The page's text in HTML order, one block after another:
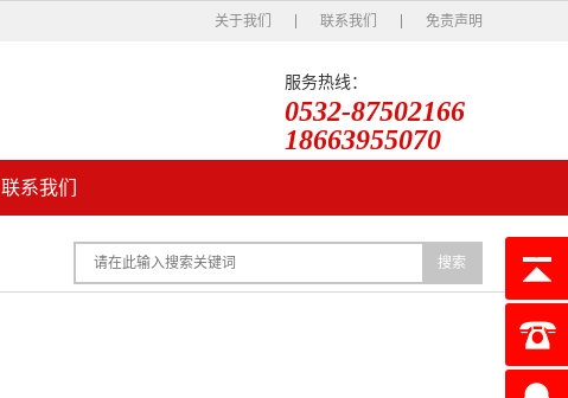
关于我们 联系我们 免责声明
服务热线：
0532-87502166
18663955070
联系我们
搜索